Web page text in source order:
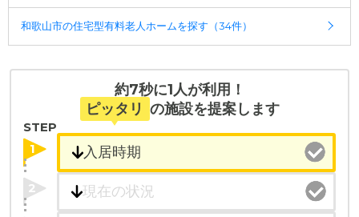
和歌山市の住宅型有料老人ホームを探す（34件）
約7秒に1人が利用！
ピッタリ の施設を提案します
STEP
1
2